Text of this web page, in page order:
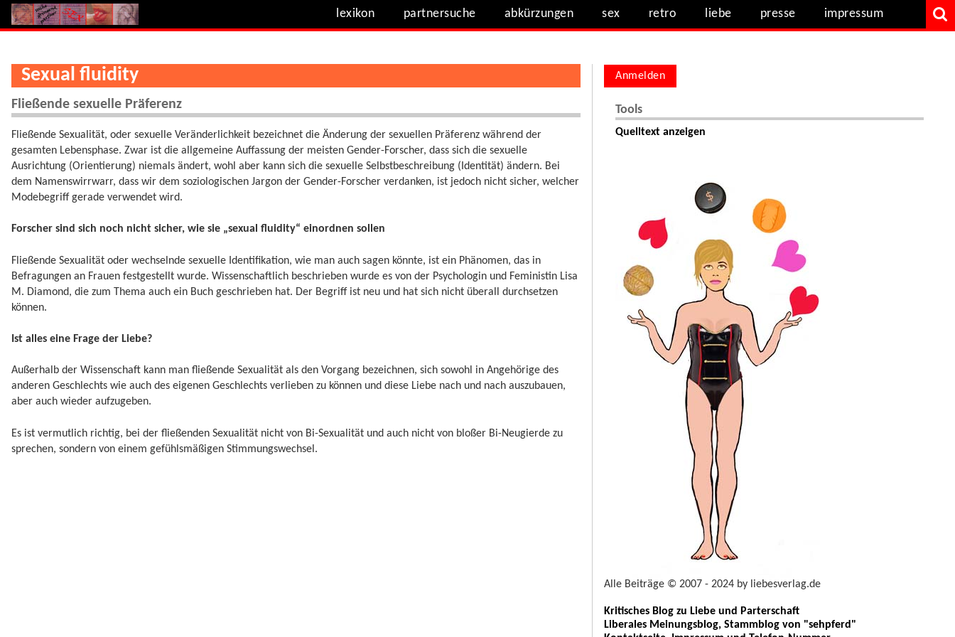
lexikon partnersuche abkürzungen sex retro liebe presse impressum
Sexual fluidity
Fließende sexuelle Präferenz
Fließende Sexualität, oder sexuelle Veränderlichkeit bezeichnet die Änderung der sexuellen Präferenz während der
gesamten Lebensphase. Zwar ist die allgemeine Auffassung der meisten Gender-Forscher, dass sich die sexuelle
Ausrichtung (Orientierung) niemals ändert, wohl aber kann sich die sexuelle Selbstbeschreibung (Identität) ändern. Bei
dem Namenswirrwarr, dass wir dem soziologischen Jargon der Gender-Forscher verdanken, ist jedoch nicht sicher, welcher
Modebegriff gerade verwendet wird.
Forscher sind sich noch nicht sicher, wie sie „sexual fluidity“ einordnen sollen
Fließende Sexualität oder wechselnde sexuelle Identifikation, wie man auch sagen könnte, ist ein Phänomen, das in
Befragungen an Frauen festgestellt wurde. Wissenschaftlich beschrieben wurde es von der Psychologin und Feministin Lisa
M. Diamond, die zum Thema auch ein Buch geschrieben hat. Der Begriff ist neu und hat sich nicht überall durchsetzen
können.
Ist alles eine Frage der Liebe?
Außerhalb der Wissenschaft kann man fließende Sexualität als den Vorgang bezeichnen, sich sowohl in Angehörige des
anderen Geschlechts wie auch des eigenen Geschlechts verlieben zu können und diese Liebe nach und nach auszubauen,
aber auch wieder aufzugeben.
Es ist vermutlich richtig, bei der fließenden Sexualität nicht von Bi-Sexualität und auch nicht von bloßer Bi-Neugierde zu
sprechen, sondern von einem gefühlsmäßigen Stimmungswechsel.
Anmelden
Tools
Quelltext anzeigen
Alle Beiträge © 2007 - 2024 by liebesverlag.de
Kritisches Blog zu Liebe und Parterschaft
Liberales Meinungsblog, Stammblog von "sehpferd"